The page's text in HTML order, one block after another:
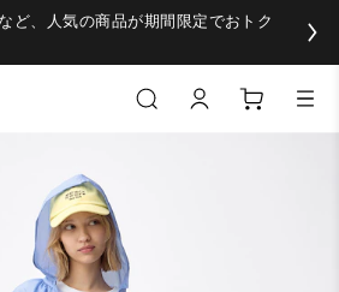
ど、人気の商品が期間限定でおトク